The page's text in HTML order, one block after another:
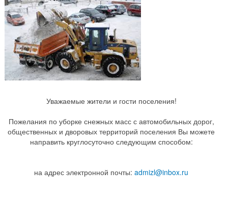
Уважаемые жители и гости поселения!
Пожелания по уборке снежных масс с автомобильных дорог,
общественных и дворовых территорий поселения Вы можете
направить круглосуточно следующим способом:
на адрес электронной почты: admizl@inbox.ru